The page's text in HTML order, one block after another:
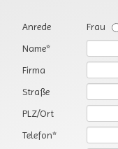
Anrede Frau
Pflichtfeld
Name*
Firma
Straße
PLZ/Ort
Pflichtfeld
Telefon*